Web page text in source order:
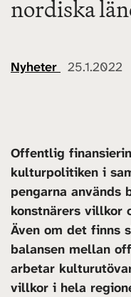
nordiska
Nyheter 25.1.2022
Offentlig
kulturpolitiken i
pengarna används
konstnärers villkor
Även om det finns
balansen mellan
arbetar
villkor i hela